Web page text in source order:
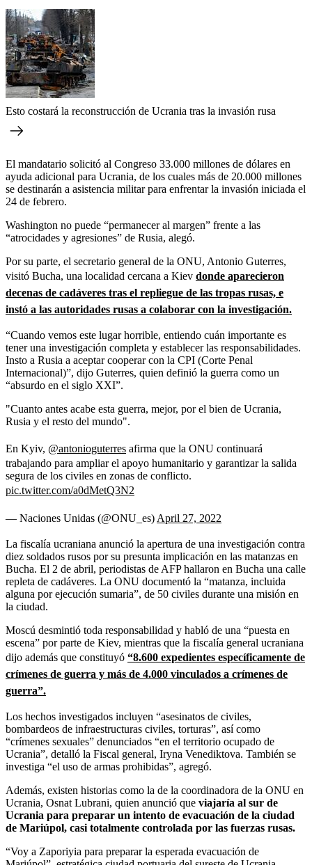
Esto costará la reconstrucción de Ucrania tras la invasión rusa
El mandatario solicitó al Congreso 33.000 millones de dólares en
ayuda adicional para Ucrania, de los cuales más de 20.000 millones
se destinarán a asistencia militar para enfrentar la invasión iniciada el
24 de febrero.
Washington no puede “permanecer al margen” frente a las
“atrocidades y agresiones” de Rusia, alegó.
Por su parte, el secretario general de la ONU, Antonio Guterres,
visitó Bucha, una localidad cercana a Kiev donde aparecieron
decenas de cadáveres tras el repliegue de las tropas rusas, e
instó a las autoridades rusas a colaborar con la investigación.
“Cuando vemos este lugar horrible, entiendo cuán importante es
tener una investigación completa y establecer las responsabilidades.
Insto a Rusia a aceptar cooperar con la CPI (Corte Penal
Internacional)”, dijo Guterres, quien definió la guerra como un
“absurdo en el siglo XXI”.
"Cuanto antes acabe esta guerra, mejor, por el bien de Ucrania,
Rusia y el resto del mundo".
En Kyiv, @antonioguterres afirma que la ONU continuará
trabajando para ampliar el apoyo humanitario y garantizar la salida
segura de los civiles en zonas de conflicto.
pic.twitter.com/a0dMetQ3N2
— Naciones Unidas (@ONU_es) April 27, 2022
La fiscalía ucraniana anunció la apertura de una investigación contra
diez soldados rusos por su presunta implicación en las matanzas en
Bucha. El 2 de abril, periodistas de AFP hallaron en Bucha una calle
repleta de cadáveres. La ONU documentó la “matanza, incluida
alguna por ejecución sumaria”, de 50 civiles durante una misión en
la ciudad.
Moscú desmintió toda responsabilidad y habló de una “puesta en
escena” por parte de Kiev, mientras que la fiscalía general ucraniana
dijo además que constituyó “8.600 expedientes específicamente de
crímenes de guerra y más de 4.000 vinculados a crímenes de
guerra”.
Los hechos investigados incluyen “asesinatos de civiles,
bombardeos de infraestructuras civiles, torturas”, así como
“crímenes sexuales” denunciados “en el territorio ocupado de
Ucrania”, detalló la Fiscal general, Iryna Venediktova. También se
investiga “el uso de armas prohibidas”, agregó.
Además, existen historias como la de la coordinadora de la ONU en
Ucrania, Osnat Lubrani, quien anunció que viajaría al sur de
Ucrania para preparar un intento de evacuación de la ciudad
de Mariúpol, casi totalmente controlada por las fuerzas rusas.
“Voy a Zaporiyia para preparar la esperada evacuación de